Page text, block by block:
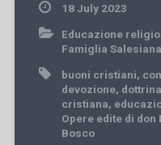
18 July 2023
Educazione
Famiglia Salesiana
buoni cristiani,
devozione,
cristiana,
Opere edite di don
Bosco